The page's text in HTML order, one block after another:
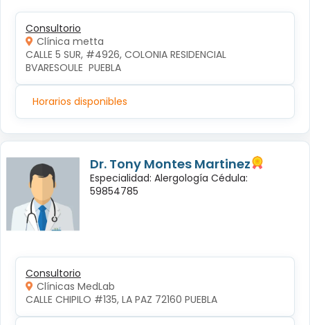
Consultorio
Clínica metta
CALLE 5 SUR, #4926, COLONIA RESIDENCIAL
BVARESOULE  PUEBLA
Horarios disponibles
Dr. Tony Montes Martinez
Especialidad: Alergología Cédula:
59854785
Consultorio
Clínicas MedLab
CALLE CHIPILO #135, LA PAZ 72160 PUEBLA